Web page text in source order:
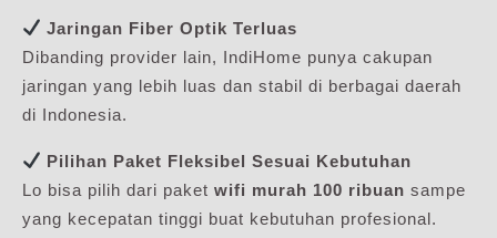
Jaringan Fiber Optik Terluas
Dibanding provider lain, IndiHome punya cakupan
jaringan yang lebih luas dan stabil di berbagai daerah
di Indonesia.
Pilihan Paket Fleksibel Sesuai Kebutuhan
Lo bisa pilih dari paket wifi murah 100 ribuan sampe
yang kecepatan tinggi buat kebutuhan profesional.